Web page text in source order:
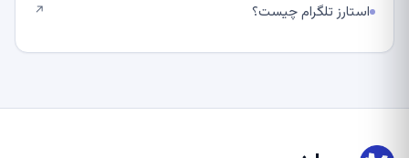
استارز تلگرام چیست؟ ↗